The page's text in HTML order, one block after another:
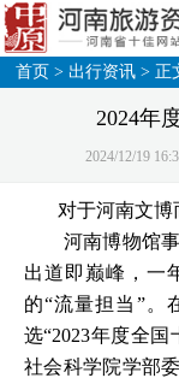
首页 >出行资讯 > 正
2024年
2024/12/19
对于河南文博而
河南博物馆事
出道即巅峰，一
的“流量担当”。
选“2023年度全
社会科学院学部